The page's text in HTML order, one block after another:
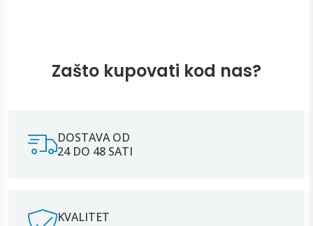
Zašto kupovati kod nas?
DOSTAVA OD
24 DO 48 SATI
KVALITET